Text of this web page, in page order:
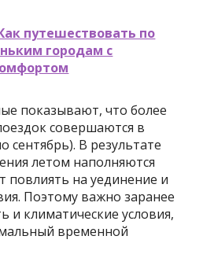
путешествовать по
городам с
показывают, что более
совершаются в
сентябрь). В результате
летом наполняются
повлиять на уединение и
Поэтому важно заранее
и климатические условия,
временной